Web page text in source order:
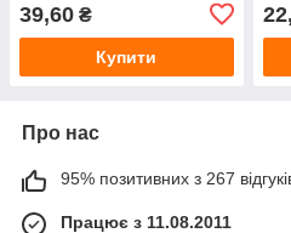
39,60 ₴
Купити
6
Про нас
95% позитивних з 267
Працює з 11.08.2011